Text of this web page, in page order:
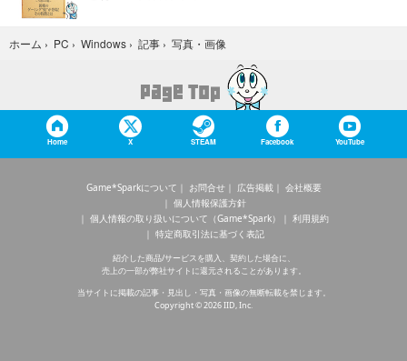
ホーム › PC › Windows › 記事 › 写真・画像
Home X STEAM Facebook YouTube
Game*Sparkについて お問合せ 広告掲載
会社概要
個人情報保護方針
個人情報の取り扱いについて（Game*Spark）
利用規約
特定商取引法に基づく表記
紹介した商品/サービスを購入、契約した場合に、
売上の一部が弊社サイトに還元されることがあります。
当サイトに掲載の記事・見出し・写真・画像の無断転載を禁じます。
Copyright © 2026 IID, Inc.